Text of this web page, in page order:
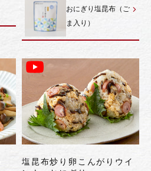
おにぎり塩昆布（ご
ま入り）
塩昆布炒り卵こんがりウイ